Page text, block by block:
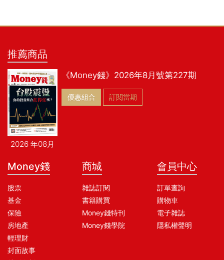
推薦商品
2026 年08月
《Money錢》2026年8月號第227期
優惠組合 訂閱當期
Money錢
股票
基金
保險
房地產
輕理財
封面故事
商城
雜誌訂閱
書籍購買
Money錢特刊
Money錢學院
會員中心
訂單查詢
購物車
電子雜誌
隱私權聲明